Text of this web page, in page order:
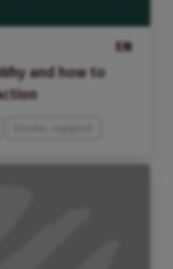
EN
and how to